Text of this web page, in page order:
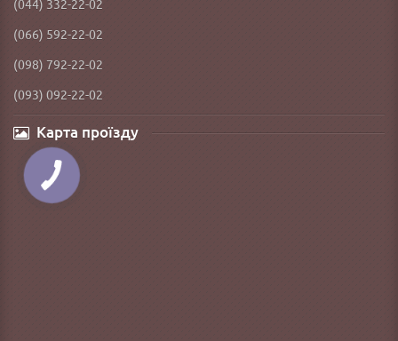
(044) 332-22-02
(066) 592-22-02
(098) 792-22-02
(093) 092-22-02
Карта проїзду